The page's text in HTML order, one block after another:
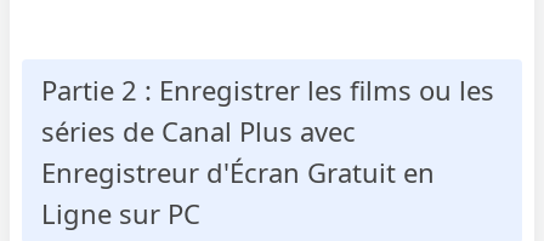
Partie 2 : Enregistrer les films ou les
séries de Canal Plus avec
Enregistreur d'Écran Gratuit en
Ligne sur PC